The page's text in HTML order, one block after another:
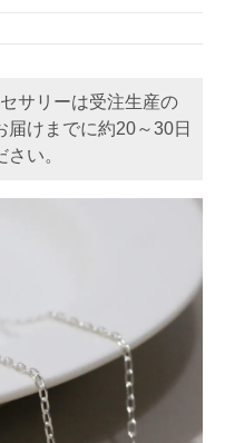
サリーは受注生産の
けまでに約20～30日
い。